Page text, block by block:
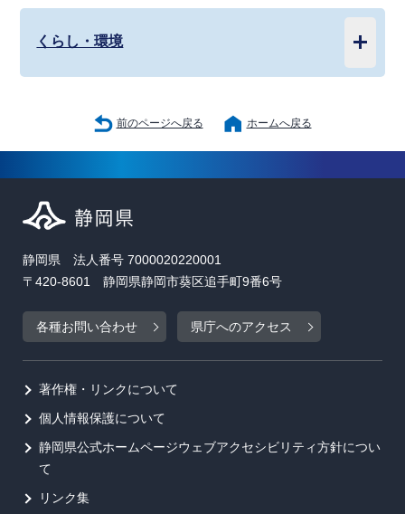
くらし・環境
前のページへ戻る ホームへ戻る
静岡県 法人番号 7000020220001
〒420-8601 静岡県静岡市葵区追手町9番6号
各種お問い合わせ 県庁へのアクセス
著作権・リンクについて
個人情報保護について
静岡県公式ホームページウェブアクセシビリティ方針につい
て
リンク集